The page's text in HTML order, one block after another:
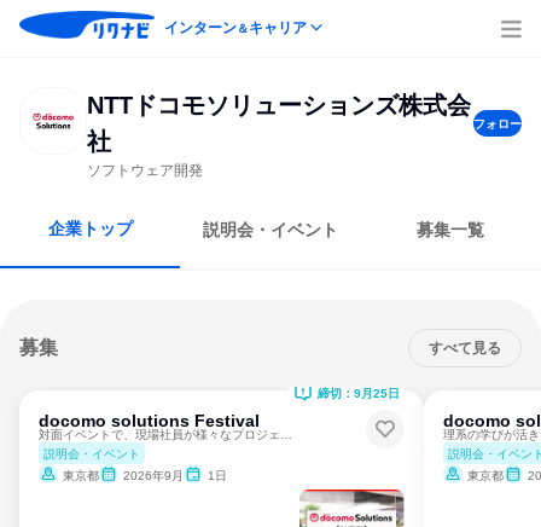
インターン＆キャリア
NTTドコモソリューションズ株式会
社
フォロー
ソフトウェア開発
企業トップ 説明会・イベント 募集一覧
募集 すべて見る
docomo solutions Festival
説明会・イベント
東京都
2026年9月 1日
締切：9月25日
docomo
説明会・イベン
東京都